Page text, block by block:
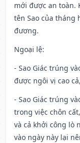
mới được an toàn.
tên Sao của tháng
đương.
Ngoại lệ:
- Sao Giác trúng
được ngôi vị cao
- Sao Giác trúng
trong việc chôn
và cả khởi công lò
vào ngày này lại